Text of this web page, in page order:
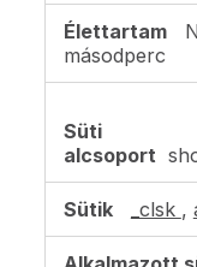
másodperc
_clsk ,